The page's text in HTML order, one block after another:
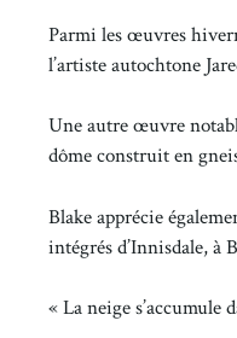
Parmi les œuvres
l’artiste autochtone
Une autre œuvre
dôme construit en
Blake apprécie
intégrés d’Innisdale, à
« La neige